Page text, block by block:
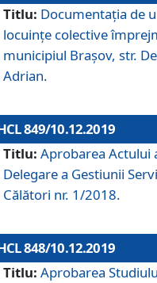
Titlu: Documentaţia de
locuințe colective
municipiul Braşov, str.
Adrian.
849/10.12.2019
Titlu: Aprobarea Actului
Delegare a Gestiunii
Călători nr. 1/2018.
848/10.12.2019
Titlu: Aprobarea